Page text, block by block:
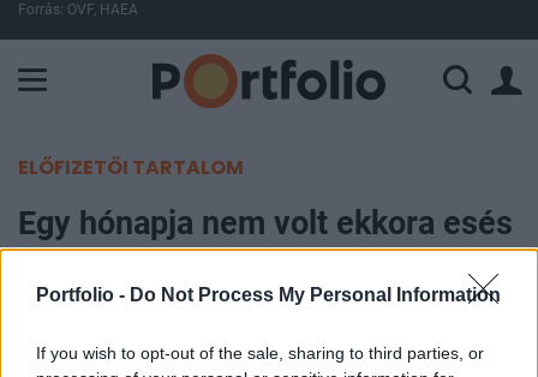
Portfolio - Do Not Process My Personal Information
If you wish to opt-out of the sale, sharing to third parties, or
Forrás: OVF, HAEA
ELŐFIZETŐI TARTALOM
Egy hónapja nem volt ekkora esés
Japánban
2006. szeptember 07. 09:17